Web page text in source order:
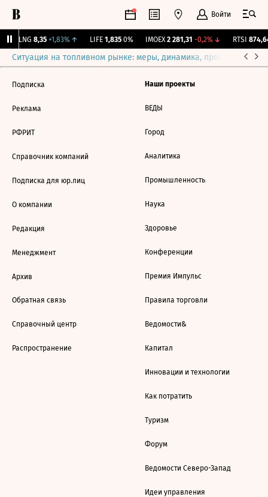
Войти
BLNG 8,35 +1,83%↑ LIFE 1,835 0% IMOEX 2 281,31 -0,2%↓ RTSI 874,64
Ситуация на топливном рынке: меры, динамика, прогнозы
Подписка
Реклама
РФРИТ
Справочник компаний
Подписка для юр.лиц
О компании
Редакция
Менеджмент
Архив
Обратная связь
Справочный центр
Распространение
Наши проекты
ВЕДЫ
Город
Аналитика
Промышленность
Наука
Здоровье
Конференции
Премия Импульс
Правила торговли
Ведомости&
Капитал
Инновации и технологии
Как потратить
Туризм
Форум
Ведомости Северо-Запад
Идеи управления